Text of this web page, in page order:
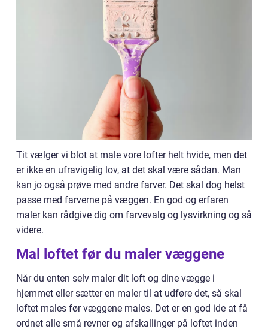
Tit vælger vi blot at male vore lofter helt hvide, men det
er ikke en ufravigelig lov, at det skal være sådan. Man
kan jo også prøve med andre farver. Det skal dog helst
passe med farverne på væggen. En god og erfaren
maler kan rådgive dig om farvevalg og lysvirkning og så
videre.
Mal loftet før du maler væggene
Når du enten selv maler dit loft og dine vægge i
hjemmet eller sætter en maler til at udføre det, så skal
loftet males før væggene males. Det er en god ide at få
ordnet alle små revner og afskallinger på loftet inden